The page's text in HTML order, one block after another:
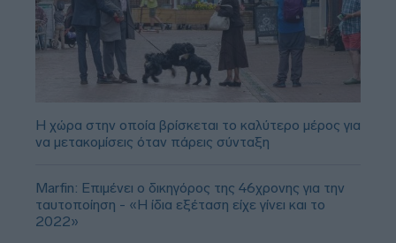
Η χώρα στην οποία βρίσκεται το καλύτερο μέρος για
να μετακομίσεις όταν πάρεις σύνταξη
Marfin: Επιμένει ο δικηγόρος της 46χρονης για την
ταυτοποίηση - «Η ίδια εξέταση είχε γίνει και το
2022»